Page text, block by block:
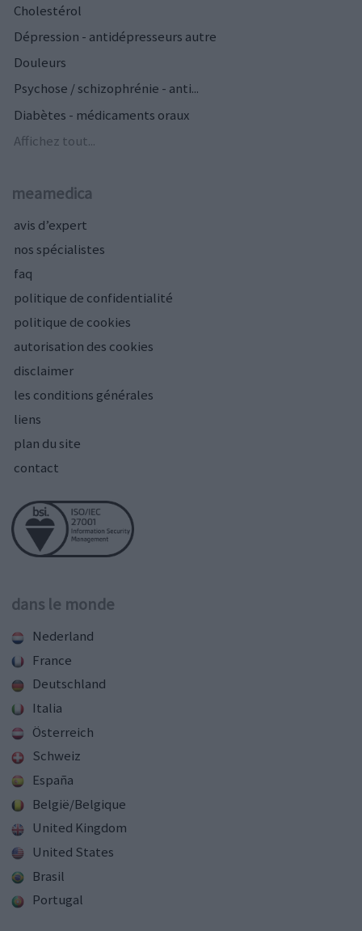
Cholestérol
Dépression - antidépresseurs autre
Douleurs
Psychose / schizophrénie - anti...
Diabètes - médicaments oraux
Affichez tout...
meamedica
avis d’expert
nos spécialistes
faq
politique de confidentialité
politique de cookies
autorisation des cookies
disclaimer
les conditions générales
liens
plan du site
contact
dans le monde
Nederland
France
Deutschland
Italia
Österreich
Schweiz
España
België/Belgique
United Kingdom
United States
Brasil
Portugal